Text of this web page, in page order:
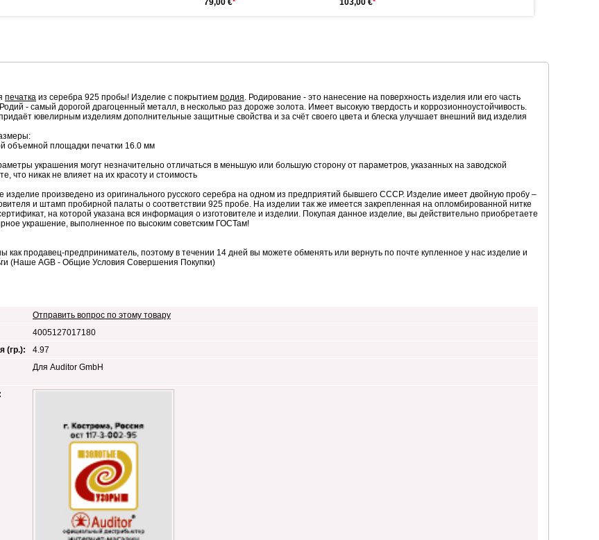
79,00 €
103,00 €
печатка из серебра 925 пробы! Изделие с покрытием родия. Родирование - это нанесение на поверхность изделия или его часть
- самый дорогой драгоценный металл, в несколько раз дороже золота. Имеет высокую твердость и коррозионноустойчивость.
ювелирным изделиям дополнительные защитные свойства и за счёт своего цвета и блеска улучшает внешний вид изделия
объемной площадки печатки 16.0 мм
украшения могут незначительно отличаться в меньшую или большую сторону от параметров, указанных на заводской
что никак не влияет на их красоту и стоимость
изделие произведено из оригинального русского серебра на одном из предприятий бывшего СССР. Изделие имеет двойную пробу –
и штамп пробирной палаты о соответствии 925 пробе. На изделии так же имеется закрепленная на опломбированной нитке
на которой указана вся информация о изготовителе и изделии. Покупая данное изделие, вы действительно приобретаете
украшение, выполненное по высоким советским ГОСТам!
как продавец-предприниматель, поэтому в течении 14 дней вы можете обменять или вернуть по почте купленное у нас изделие и
(Наше AGB - Общие Условия Совершения Покупки)
Отправить вопрос по этому товару
4005127017180
(гр.):
4.97
Для Auditor GmbH